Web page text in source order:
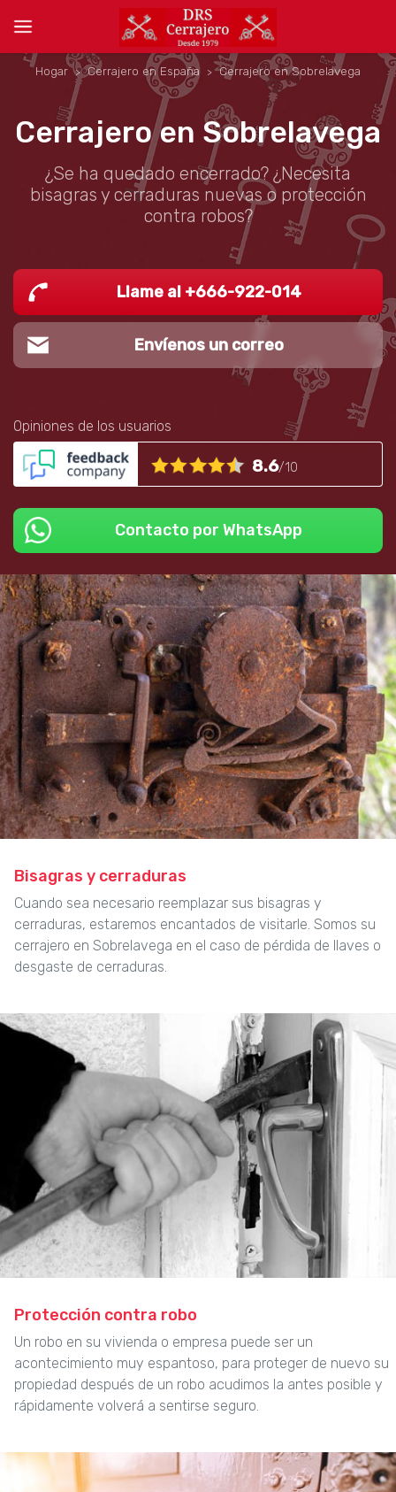
Hogar Cerrajero en España Cerrajero en Sobrelavega
Cerrajero en Sobrelavega
¿Se ha quedado encerrado? ¿Necesita
bisagras y cerraduras nuevas o protección
contra robos?
Llame al +666-922-014
Envíenos un correo
Opiniones de los usuarios
8.6/10
Contacto por WhatsApp
Bisagras y cerraduras
Cuando sea necesario reemplazar sus bisagras y
cerraduras, estaremos encantados de visitarle. Somos su
cerrajero en Sobrelavega en el caso de pérdida de llaves o
desgaste de cerraduras.
Protección contra robo
Un robo en su vivienda o empresa puede ser un
acontecimiento muy espantoso, para proteger de nuevo su
propiedad después de un robo acudimos la antes posible y
rápidamente volverá a sentirse seguro.